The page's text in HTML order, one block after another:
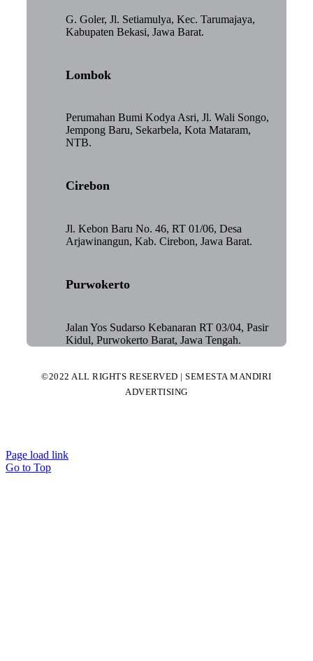
G. Goler, Jl. Setiamulya, Kec. Tarumajaya,
Kabupaten Bekasi, Jawa Barat.
Lombok
Perumahan Bumi Kodya Asri, Jl. Wali Songo,
Jempong Baru, Sekarbela, Kota Mataram,
NTB.
Cirebon
Jl. Kebon Baru No. 46, RT 01/06, Desa
Arjawinangun, Kab. Cirebon, Jawa Barat.
Purwokerto
Jalan Yos Sudarso Kebanaran RT 03/04, Pasir
Kidul, Purwokerto Barat, Jawa Tengah.
©2022 ALL RIGHTS RESERVED | SEMESTA MANDIRI
ADVERTISING
Page load link
Go to Top